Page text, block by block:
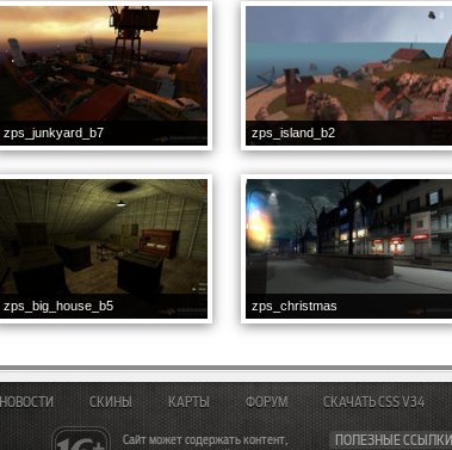
zps_junkyard_b7 zps_island_b2
zps_big_house_b5 zps_christmas
Сайт может содержать контент,
ПОЛЕЗНЫЕ ССЫЛКИ
НОВОСТИ СКИНЫ КАРТЫ ФОРУМ СКАЧАТЬ CSS V34